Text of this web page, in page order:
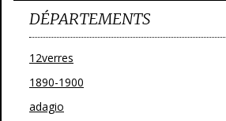
DÉPARTEMENTS
12verres
1890-1900
adagio